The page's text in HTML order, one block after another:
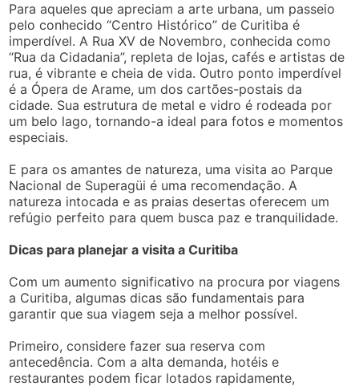
Para aqueles que apreciam a arte urbana, um passeio
pelo conhecido “Centro Histórico” de Curitiba é
imperdível. A Rua XV de Novembro, conhecida como
“Rua da Cidadania”, repleta de lojas, cafés e artistas de
rua, é vibrante e cheia de vida. Outro ponto imperdível
é a Ópera de Arame, um dos cartões-postais da
cidade. Sua estrutura de metal e vidro é rodeada por
um belo lago, tornando-a ideal para fotos e momentos
especiais.
E para os amantes de natureza, uma visita ao Parque
Nacional de Superagüi é uma recomendação. A
natureza intocada e as praias desertas oferecem um
refúgio perfeito para quem busca paz e tranquilidade.
Dicas para planejar a visita a Curitiba
Com um aumento significativo na procura por viagens
a Curitiba, algumas dicas são fundamentais para
garantir que sua viagem seja a melhor possível.
Primeiro, considere fazer sua reserva com
antecedência. Com a alta demanda, hotéis e
restaurantes podem ficar lotados rapidamente,